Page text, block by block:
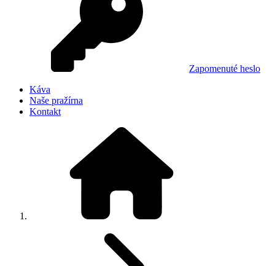
Zapomenuté heslo
Káva
Naše pražírna
Kontakt